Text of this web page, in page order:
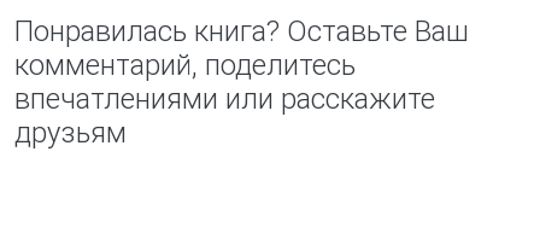
Понравилась книга? Оставьте Ваш
комментарий, поделитесь
впечатлениями или расскажите
друзьям